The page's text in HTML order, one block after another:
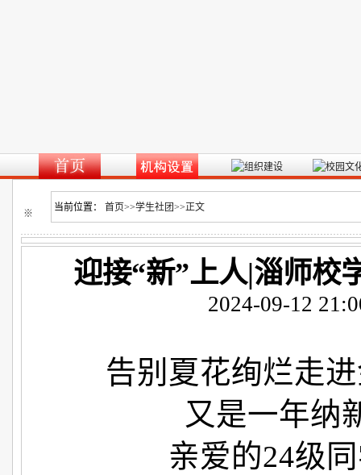
※
当前位置： 首页>>学生社团>>正文
迎接“新”上人|淄师校
2024-09-12
告别夏花绚烂走
又是一年纳
亲爱的24级